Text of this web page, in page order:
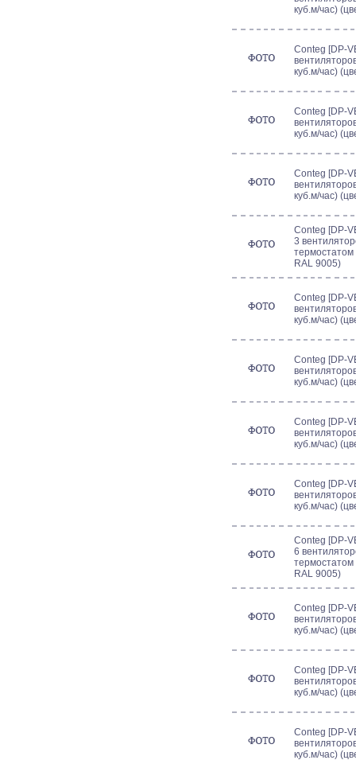
куб.м/час)
Conteg [DP-
куб.м/час)
Conteg [DP-
куб.м/час)
Conteg [DP-
куб.м/час)
Conteg [DP-
3
термостатом
RAL 9005)
Conteg [DP-
куб.м/час)
Conteg [DP-
куб.м/час)
Conteg [DP-
куб.м/час)
Conteg [DP-
куб.м/час)
Conteg [DP-
6
термостатом
RAL 9005)
Conteg [DP-
куб.м/час)
Conteg [DP-
куб.м/час)
Conteg [DP-
куб.м/час)